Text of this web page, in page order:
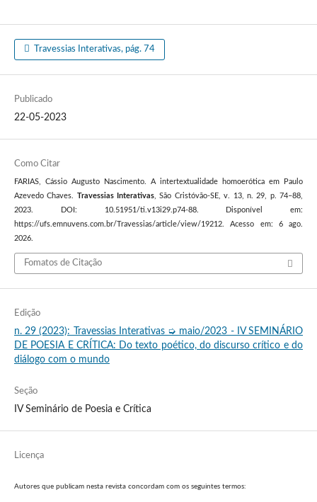
Travessias Interativas, pág. 74
Publicado
22-05-2023
Como Citar
FARIAS, Cássio Augusto Nascimento. A intertextualidade homoerótica em Paulo
Azevedo Chaves.
Travessias Interativas , São Cristóvão-SE, v. 13, n. 29, p. 74–88,
2023. DOI: 10.51951/ti.v13i29.p74-88. Disponível em:
https://ufs.emnuvens.com.br/Travessias/article/view/19212. Acesso em: 6 ago.
2026.
Fomatos de Citação
Edição
n. 29 (2023): Travessias Interativas ➭ maio/2023 - IV SEMINÁRIO
DE POESIA E CRÍTICA: Do texto poético, do discurso crítico e do
diálogo com o mundo
Seção
IV Seminário de Poesia e Crítica
Licença
Autores que publicam nesta revista concordam com os seguintes termos: